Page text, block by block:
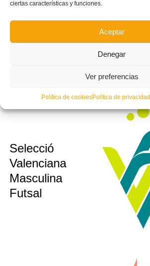
ciertas características y funciones.
Aceptar
Denegar
Ver preferencias
Política de cookiesPolítica de privacidad
Valenta
Futsal
Selecció
Valenciana
Masculina
Futsal